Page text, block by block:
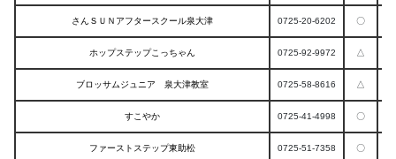
さんＳＵＮアフタースクール泉大津 0725-20-6202 〇
ホップステップこっちゃん 0725-92-9972 △
ブロッサムジュニア 泉大津教室 0725-58-8616 △
すこやか 0725-41-4998 〇
ファーストステップ東助松 0725-51-7358 〇